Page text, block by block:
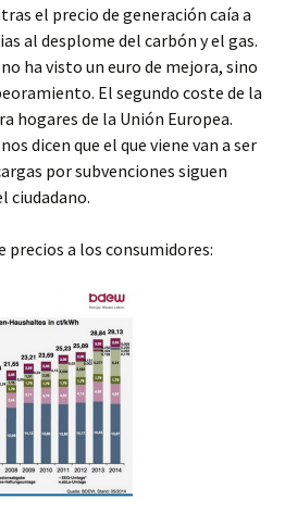
el precio de generación caía a
al desplome del carbón y el gas.
ha visto un euro de mejora, sino
El segundo coste de la
hogares de la Unión Europea.
dicen que el que viene van a ser
por subvenciones siguen
ciudadano.
precios a los consumidores: